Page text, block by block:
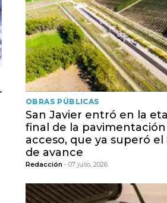
OBRAS PÚBLICAS
San Javier entró en la
final de la pavimentación
acceso, que ya superó el
de avance
Redacción - 07 julio, 2026